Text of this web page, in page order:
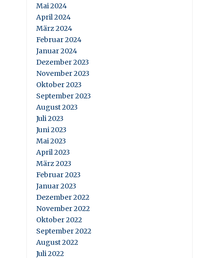
Mai 2024
April 2024
März 2024
Februar 2024
Januar 2024
Dezember 2023
November 2023
Oktober 2023
September 2023
August 2023
Juli 2023
Juni 2023
Mai 2023
April 2023
März 2023
Februar 2023
Januar 2023
Dezember 2022
November 2022
Oktober 2022
September 2022
August 2022
Juli 2022